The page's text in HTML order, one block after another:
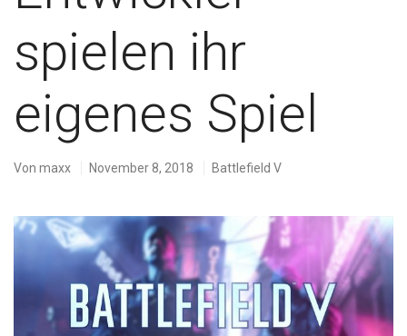
spielen ihr
eigenes Spiel
Von maxx November 8, 2018 Battlefield V